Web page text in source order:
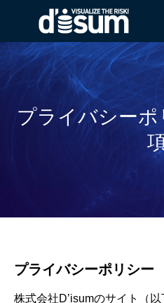
プライバシー
プライバシーポリシー
株式会社D’isumのサイト（